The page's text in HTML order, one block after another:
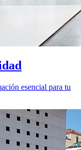
esencial para tu